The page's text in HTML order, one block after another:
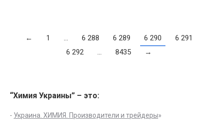
← 1 … 6 288 6 289 6 290
6 291
6 292
… 8435 →
“Химия Украины” – это:
- Украина. ХИМИЯ. Производители и трейдеры»